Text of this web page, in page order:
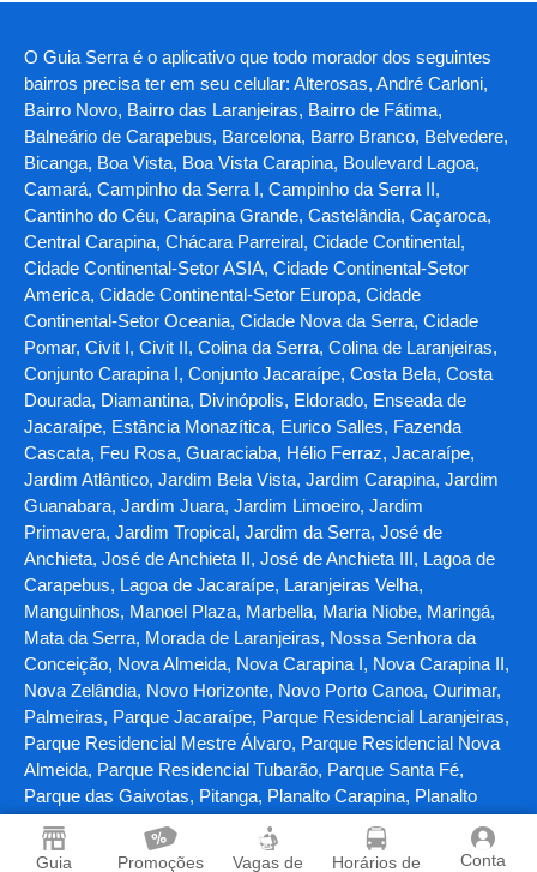
Guia
Promoções
Vagas de
Horários de
Conta
O Guia Serra é o aplicativo que todo morador dos seguintes
bairros precisa ter em seu celular: Alterosas, André Carloni,
Bairro Novo, Bairro das Laranjeiras, Bairro de Fátima,
Balneário de Carapebus, Barcelona, Barro Branco, Belvedere,
Bicanga, Boa Vista, Boa Vista Carapina, Boulevard Lagoa,
Camará, Campinho da Serra I, Campinho da Serra II,
Cantinho do Céu, Carapina Grande, Castelândia, Caçaroca,
Central Carapina, Chácara Parreiral, Cidade Continental,
Cidade Continental-Setor ASIA, Cidade Continental-Setor
America, Cidade Continental-Setor Europa, Cidade
Continental-Setor Oceania, Cidade Nova da Serra, Cidade
Pomar, Civit I, Civit II, Colina da Serra, Colina de Laranjeiras,
Conjunto Carapina I, Conjunto Jacaraípe, Costa Bela, Costa
Dourada, Diamantina, Divinópolis, Eldorado, Enseada de
Jacaraípe, Estância Monazítica, Eurico Salles, Fazenda
Cascata, Feu Rosa, Guaraciaba, Hélio Ferraz, Jacaraípe,
Jardim Atlântico, Jardim Bela Vista, Jardim Carapina, Jardim
Guanabara, Jardim Juara, Jardim Limoeiro, Jardim
Primavera, Jardim Tropical, Jardim da Serra, José de
Anchieta, José de Anchieta II, José de Anchieta III, Lagoa de
Carapebus, Lagoa de Jacaraípe, Laranjeiras Velha,
Manguinhos, Manoel Plaza, Marbella, Maria Niobe, Maringá,
Mata da Serra, Morada de Laranjeiras, Nossa Senhora da
Conceição, Nova Almeida, Nova Carapina I, Nova Carapina II,
Nova Zelândia, Novo Horizonte, Novo Porto Canoa, Ourimar,
Palmeiras, Parque Jacaraípe, Parque Residencial Laranjeiras,
Parque Residencial Mestre Álvaro, Parque Residencial Nova
Almeida, Parque Residencial Tubarão, Parque Santa Fé,
Parque das Gaivotas, Pitanga, Planalto Carapina, Planalto
Serrano, Planalto Serrano Bloco A, Planalto Serrano Bloco B,
Planalto Serrano Bloco C, Planície da Serra, Portal de